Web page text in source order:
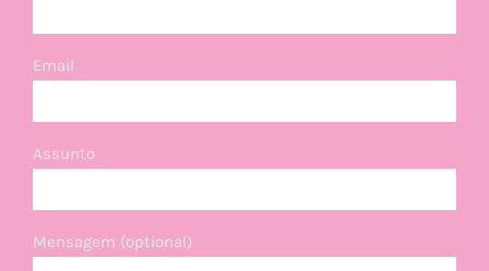
Email
Assunto
Mensagem (optional)